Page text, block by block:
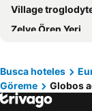
Cappadocia Elite
Imperial Cave
Elika Cave Suites Cappadocia,
Chelebi Cave
Village
Zelve Ören Yeri
Nevsehir Gazi
Valle de Soganli
Yesilhisar Tren
Busca hoteles
Göreme
Globos